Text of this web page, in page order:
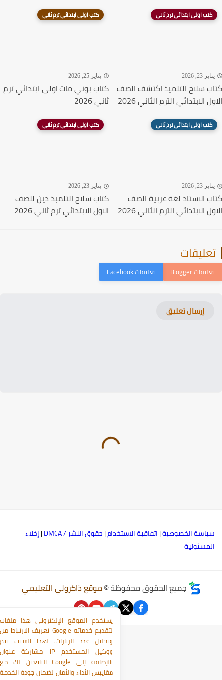
كتب اولى ابتدائي ترم ثاني
23, 2026
سلاح التلميذ اكتشف الصف
الابتدائي الترم الثاني 2026
كتب اولى ابتدائي ترم ثاني
يناير 25, 2026
كتاب بوني ماث اولى ابتدائي ترم
ثاني 2026
كتب اولى ابتدائي ترم ثاني
23, 2026
الاستاذ لغة عربية الصف
الابتدائي الترم الثاني 2026
كتب اولى ابتدائي ترم ثاني
يناير 23, 2026
كتاب سلاح التلميذ دين للصف
الاول الابتدائي ترم ثاني 2026
إرسال تعليق
الخصوصية|اتفاقية الاستخدام|حقوق النشر / DMCA |إخلاء
جميع الحقوق محفوظة ©موقع ذاكرولي التعليمي
يستخدم الموقع الإلكتروني هذا ملفات
تعريف الارتباط من Google لتقديم خدماته
وتحليل عدد الزيارات. لهذا السبب تتم
مشاركة عنوان IP ووكيل المستخدم
التابعين لك مع Google بالإضافة إلى
مقاييس الأداء والأمان لضمان جودة الخدمة